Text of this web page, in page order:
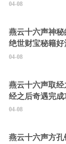
04-08
燕云十六声神
绝世财宝秘籍
04-08
燕云十六声取
经之后奇遇完成
04-08
燕云十六声方